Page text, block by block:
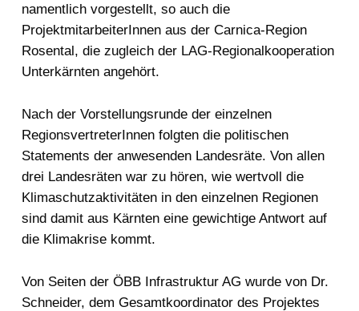
namentlich vorgestellt, so auch die
ProjektmitarbeiterInnen aus der Carnica-Region
Rosental, die zugleich der LAG-Regionalkooperation
Unterkärnten angehört.
Nach der Vorstellungsrunde der einzelnen
RegionsvertreterInnen folgten die politischen
Statements der anwesenden Landesräte. Von allen
drei Landesräten war zu hören, wie wertvoll die
Klimaschutzaktivitäten in den einzelnen Regionen
sind damit aus Kärnten eine gewichtige Antwort auf
die Klimakrise kommt.
Von Seiten der ÖBB Infrastruktur AG wurde von Dr.
Schneider, dem Gesamtkoordinator des Projektes